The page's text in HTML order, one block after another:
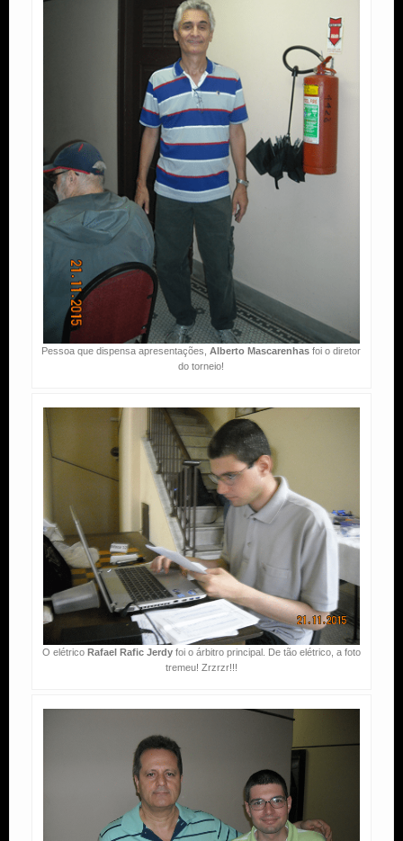
Pessoa que dispensa apresentações,Alberto Mascarenhas foi o diretor
do torneio!
O elétrico Rafael Rafic Jerdyfoi o árbitro principal. De tão elétrico, a foto
tremeu! Zrzrzr!!!